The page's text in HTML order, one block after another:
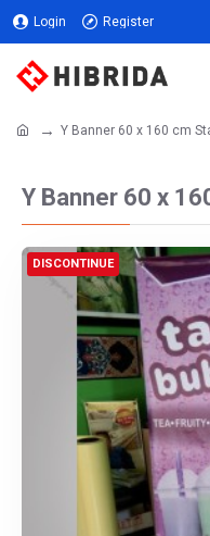
Login Register
Y Banner 60 x 160 cm
Y Banner 60 x
DISCONTINUE